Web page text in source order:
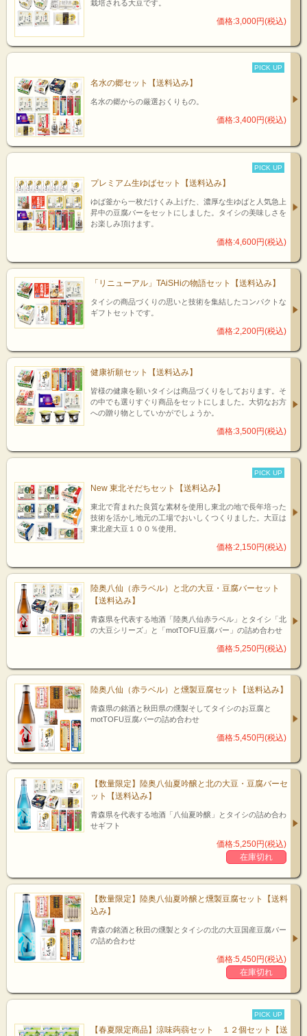
栽培される大豆です。
価格:3,000円(税込)
PICK UP
名水の郷セット【送料込み】
名水の郷からの厳選おくりもの。
価格:3,400円(税込)
PICK UP
プレミアム生ゆばセット【送料込み】
ゆば釜から一枚だけくみ上げた、濃厚な生ゆばと人気急上
昇中の豆腐バーをセットにしました。タイシの美味しさを
お楽しみ頂けます。
価格:4,600円(税込)
「リニューアル」TAiSHiの物語セット【送料込み】
タイシの商品づくりの思いと技術を集結したコンパクトな
ギフトセットです。
価格:2,200円(税込)
健康祈願セット【送料込み】
皆様の健康を願いタイシは商品づくりをしております。そ
の中でも選りすぐり商品をセットにしました。大切なお方
への贈り物としていかがでしょうか。
価格:3,500円(税込)
PICK UP
New 東北そだちセット【送料込み】
東北で育まれた良質な素材を使用し東北の地で長年培った
技術を活かし地元の工場でおいしくつくりました。大豆は
東北産大豆１００％使用。
価格:2,150円(税込)
陸奥八仙（赤ラベル）と北の大豆・豆腐バーセット
【送料込み】
青森県を代表する地酒「陸奥八仙赤ラベル」とタイシ「北
の大豆シリーズ」と「motTOFU豆腐バー」の詰め合わせ
価格:5,250円(税込)
陸奥八仙（赤ラベル）と燻製豆腐セット【送料込み】
青森県の銘酒と秋田県の燻製そしてタイシのお豆腐と
motTOFU豆腐バーの詰め合わせ
価格:5,450円(税込)
【数量限定】陸奥八仙夏吟醸と北の大豆・豆腐バーセ
ット【送料込み】
青森県を代表する地酒「八仙夏吟醸」とタイシの詰め合わ
せギフト
価格:5,250円(税込)
在庫切れ
【数量限定】陸奥八仙夏吟醸と燻製豆腐セット【送料
込み】
青森の銘酒と秋田の燻製とタイシの北の大豆国産豆腐バー
の詰め合わせ
価格:5,450円(税込)
在庫切れ
PICK UP
【春夏限定商品】涼味蒟蒻セット １２個セット【送